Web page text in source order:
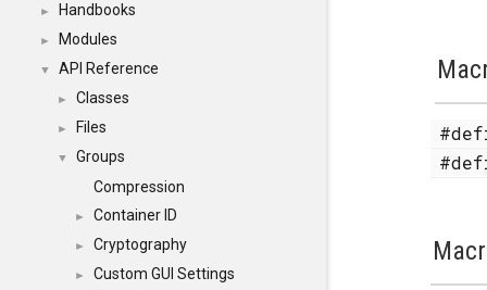
► Handbooks
► Modules
▼ API Reference
► Classes
► Files
▼
Groups
Compression
► Container ID
► Cryptography
► Custom GUI Settings